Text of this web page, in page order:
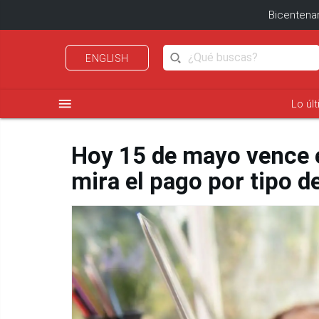
ENGLISH
menu Lo
Hoy 15 de mayo
mira el pago por tipo